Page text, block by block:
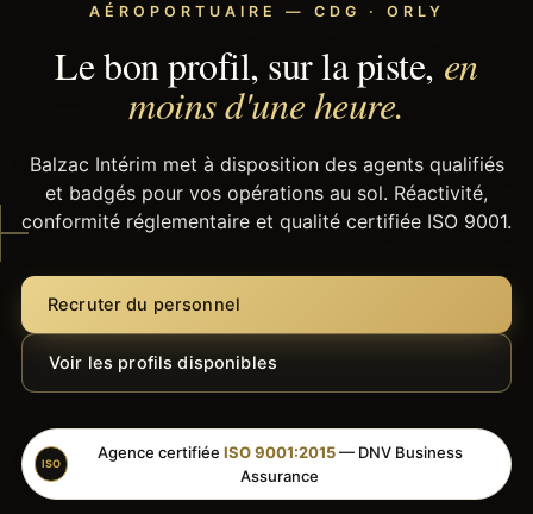
AÉROPORTUAIRE — CDG · ORLY
Le bon profil, sur la piste, en
moins d'une heure.
Balzac Intérim met à disposition des agents qualifiés
et badgés pour vos opérations au sol. Réactivité,
conformité réglementaire et qualité certifiée ISO 9001.
Recruter du personnel
Voir les profils disponibles
ISO
Agence certifiée ISO 9001:2015— DNV Business
Assurance